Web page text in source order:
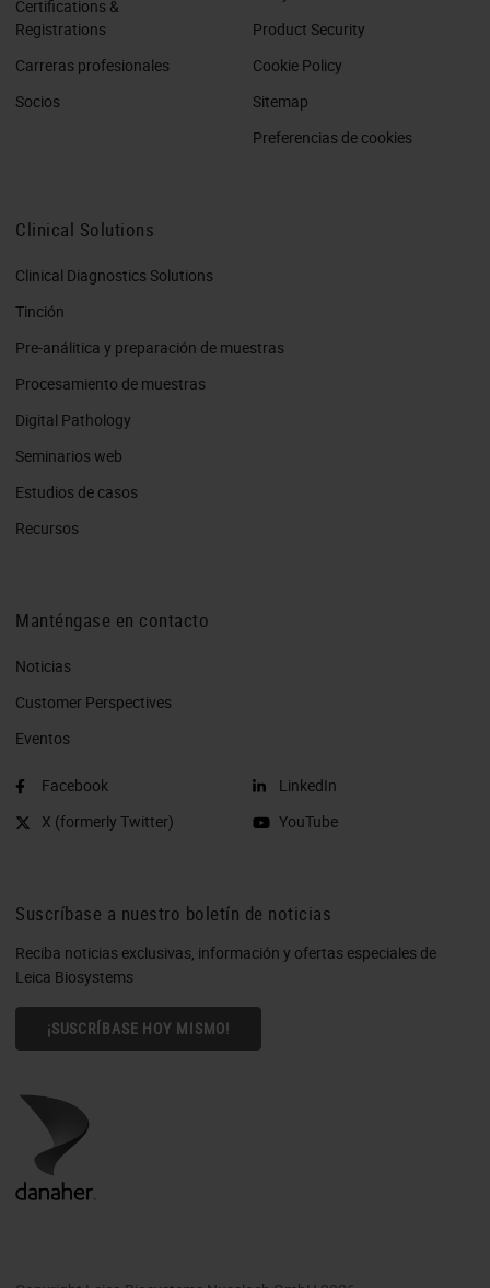
Certifications &
Registrations
Carreras profesionales
Socios
Product Security
Cookie Policy
Sitemap
Preferencias de cookies
Clinical Solutions
Clinical Diagnostics Solutions
Tinción
Pre-análitica y preparación de muestras
Procesamiento de muestras
Digital Pathology
Seminarios web
Estudios de casos
Recursos
Manténgase en contacto
Noticias
Customer Perspectives​
Eventos
Facebook
X (formerly Twitter)
LinkedIn
YouTube
Suscríbase a nuestro boletín de noticias
Reciba noticias exclusivas, información y ofertas especiales de
Leica Biosystems
¡SUSCRÍBASE HOY MISMO!